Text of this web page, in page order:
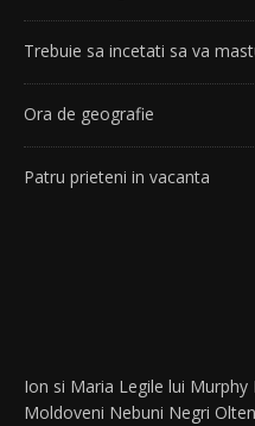
Trebuie sa incetati sa va
Ora de geografie
Patru prieteni in vacanta
Ion si Maria Legile lui Murphy
Moldoveni Nebuni Negri